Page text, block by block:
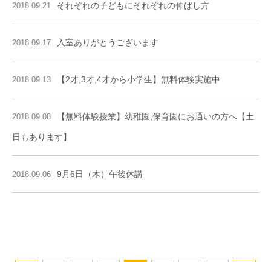
2018.09.21 それぞれの子どもにそれぞれの伸ばし方
2018.09.17 入室ありがとうございます
2018.09.13 【2才,3才,4才から小学生】無料体験実施中
2018.09.08 【無料体験授業】幼稚園,保育園にお通いの方へ【土
日もあります】
2018.09.06 9月6日（木）午後休講